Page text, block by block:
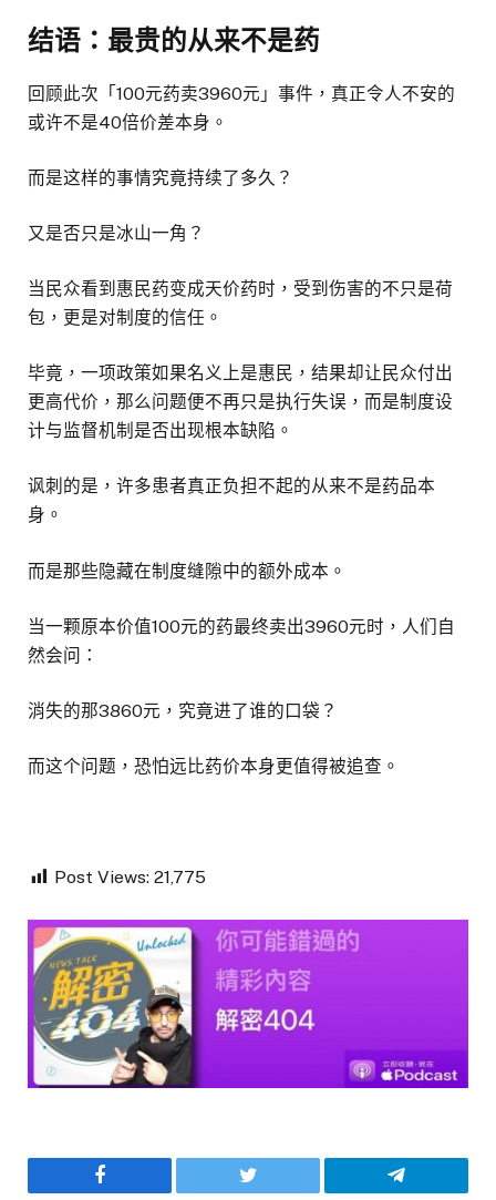
结语：最贵的从来不是药
回顾此次「100元药卖3960元」事件，真正令人不安的
或许不是40倍价差本身。
而是这样的事情究竟持续了多久？
又是否只是冰山一角？
当民众看到惠民药变成天价药时，受到伤害的不只是荷
包，更是对制度的信任。
毕竟，一项政策如果名义上是惠民，结果却让民众付出
更高代价，那么问题便不再只是执行失误，而是制度设
计与监督机制是否出现根本缺陷。
讽刺的是，许多患者真正负担不起的从来不是药品本
身。
而是那些隐藏在制度缝隙中的额外成本。
当一颗原本价值100元的药最终卖出3960元时，人们自
然会问：
消失的那3860元，究竟进了谁的口袋？
而这个问题，恐怕远比药价本身更值得被追查。
Post Views: 21,775
Facebook Twitter Telegram